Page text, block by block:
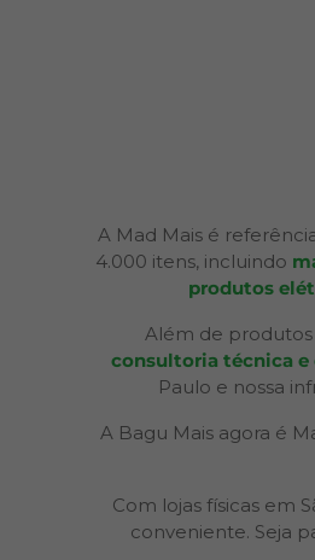
A Mad Mais é
4.000 itens, incluindo
produtos
Além de produtos
consultoria técnica e
Paulo e nossa
A Bagu Mais agora é
Com lojas físicas em
conveniente. Seja